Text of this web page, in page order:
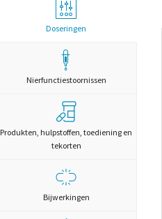
Doseringen
Nierfunctiestoornissen
Produkten, hulpstoffen, toediening en
tekorten
Bijwerkingen